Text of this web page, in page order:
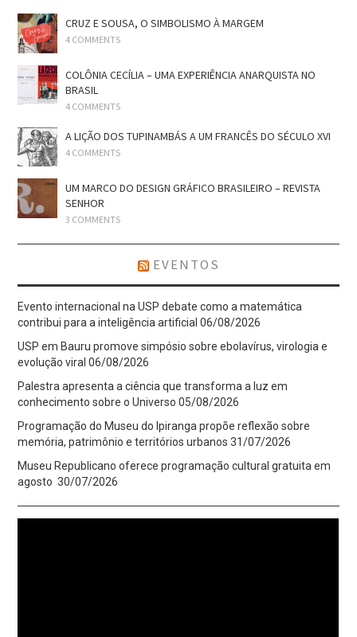
CRUZ E SOUSA, O SIMBOLISMO À MARGEM
4 COMMENTS
COLÔNIA CECÍLIA – UMA EXPERIÊNCIA ANARQUISTA NO
BRASIL
4 COMMENTS
A LIÇÃO DOS TUPINAMBÁS A UM FRANCÊS DO SÉCULO XVI
4 COMMENTS
UM MARCO DO DESIGN GRÁFICO BRASILEIRO – REVISTA
SENHOR
3 COMMENTS
EVENTOS
Evento internacional na USP debate como a matemática
contribui para a inteligência artificial 06/08/2026
USP em Bauru promove simpósio sobre ebolavírus, virologia e
evolução viral 06/08/2026
Palestra apresenta a ciência que transforma a luz em
conhecimento sobre o Universo 05/08/2026
Programação do Museu do Ipiranga propõe reflexão sobre
memória, patrimônio e territórios urbanos 31/07/2026
Museu Republicano oferece programação cultural gratuita em
agosto 30/07/2026